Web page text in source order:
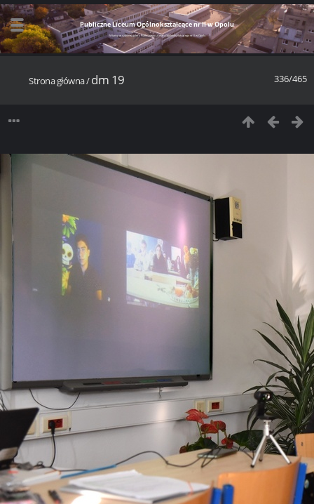
Publiczne Liceum Ogólnokształcące nr II w Opolu
Witamy w szkolnej galerii Publicznego Liceum Ogólnokształcącego nr II w Opolu
336/465
Strona główna/dm 19